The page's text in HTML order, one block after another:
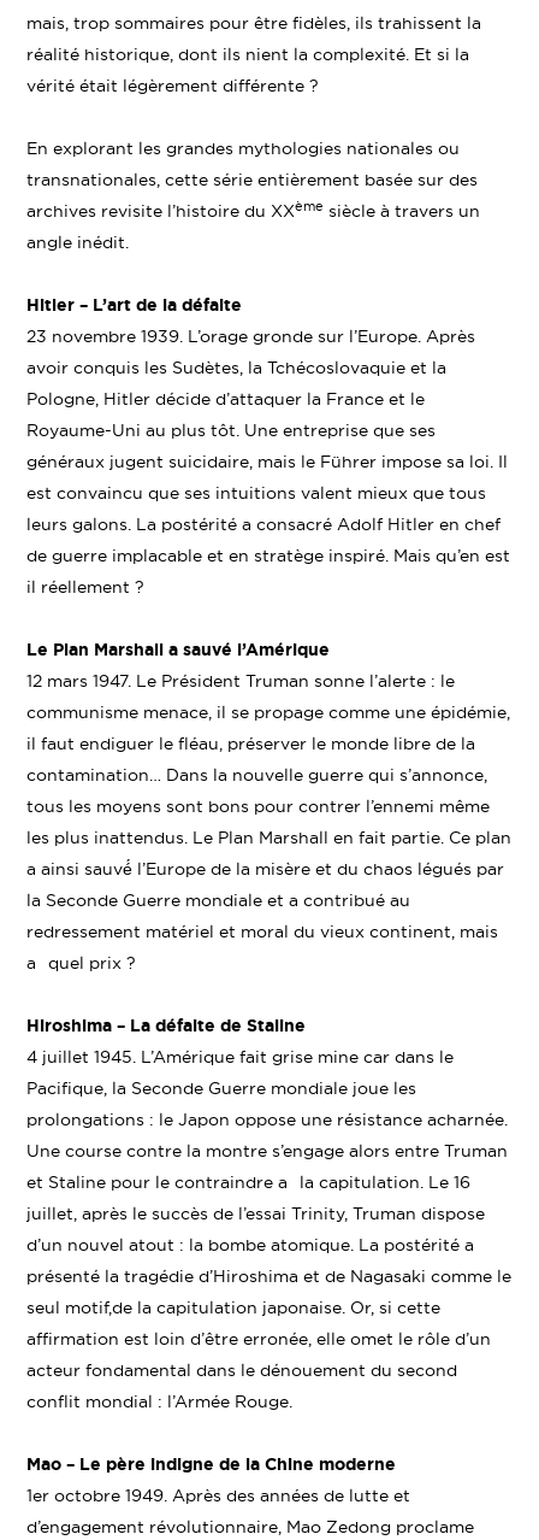
mais, trop sommaires pour être fidèles, ils trahissent la
réalité historique, dont ils nient la complexité. Et si la
vérité était légèrement différente ?
En explorant les grandes mythologies nationales ou
transnationales, cette série entièrement basée sur des
archives revisite l’histoire du XXème siècle à travers un
angle inédit.
Hitler – L’art de la défaite
23 novembre 1939. L’orage gronde sur l’Europe. Après
avoir conquis les Sudètes, la Tchécoslovaquie et la
Pologne, Hitler décide d’attaquer la France et le
Royaume-Uni au plus tôt. Une entreprise que ses
généraux jugent suicidaire, mais le Führer impose sa loi. Il
est convaincu que ses intuitions valent mieux que tous
leurs galons. La postérité a consacré Adolf Hitler en chef
de guerre implacable et en stratège inspiré. Mais qu’en est
il réellement ?
Le Plan Marshall a sauvé l’Amérique
12 mars 1947. Le Président Truman sonne l’alerte : le
communisme menace, il se propage comme une épidémie,
il faut endiguer le fléau, préserver le monde libre de la
contamination… Dans la nouvelle guerre qui s’annonce,
tous les moyens sont bons pour contrer l’ennemi même
les plus inattendus. Le Plan Marshall en fait partie. Ce plan
a ainsi sauvé́ l’Europe de la misère et du chaos légués par
la Seconde Guerre mondiale et a contribué au
redressement matériel et moral du vieux continent, mais
a quel prix ?
Hiroshima – La défaite de Staline
4 juillet 1945. L’Amérique fait grise mine car dans le
Pacifique, la Seconde Guerre mondiale joue les
prolongations : le Japon oppose une résistance acharnée.
Une course contre la montre s’engage alors entre Truman
et Staline pour le contraindre a la capitulation. Le 16
juillet, après le succès de l’essai Trinity, Truman dispose
d’un nouvel atout : la bombe atomique. La postérité a
présenté la tragédie d’Hiroshima et de Nagasaki comme le
seul motif,de la capitulation japonaise. Or, si cette
affirmation est loin d’être erronée, elle omet le rôle d’un
acteur fondamental dans le dénouement du second
conflit mondial : l’Armée Rouge.
Mao – Le père indigne de la Chine moderne
1er octobre 1949. Après des années de lutte et
d’engagement révolutionnaire, Mao Zedong proclame